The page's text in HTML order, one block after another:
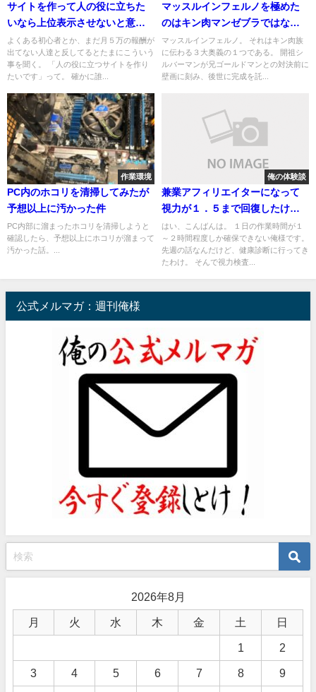
サイトを作って人の役に立ちた
いなら上位表示させないと意味
ない
よくある初心者とか、まだ月５万の報酬が
出てない人達と反してるとたまにこういう
事を聞く。 「人の役に立つサイトを作り
たいです」って。 確かに誰...
マッスルインフェルノを極めた
のはキン肉マンゼブラではなく
肉蝮だった件
マッスルインフェルノ。 それはキン肉族
に伝わる３大奥義の１つである。 開祖シ
ルバーマンが兄ゴールドマンとの対決前に
壁画に刻み、後世に完成を託...
作業環境
PC内のホコリを清掃してみたが
予想以上に汚かった件
PC内部に溜まったホコリを清掃しようと
確認したら、予想以上にホコリが溜まって
汚かった話。...
俺の体験談
兼業アフィリエイターになって
視力が１．５まで回復したけど
報酬が回復しないので複雑な気
持ちな件
はい、こんばんは。 １日の作業時間が１
～２時間程度しか確保できない俺様です。
先週の話なんだけど、健康診断に行ってき
たわけ。 そんで視力検査...
公式メルマガ：週刊俺様
2026年8月
月 火 水 木 金 土 日
1 2
3 4 5 6 7 8 9